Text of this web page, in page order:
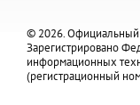
© 2026. Официальный
Зарегистрировано
информационных
(регистрационный